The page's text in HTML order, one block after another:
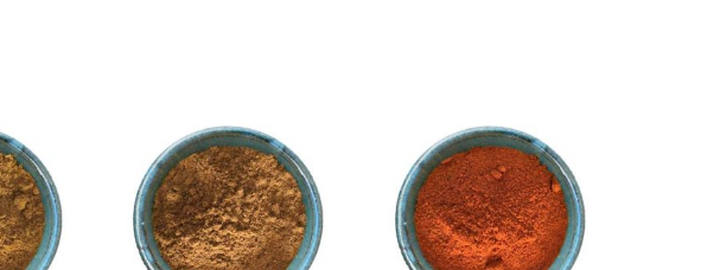
No hay productos en el carrito.